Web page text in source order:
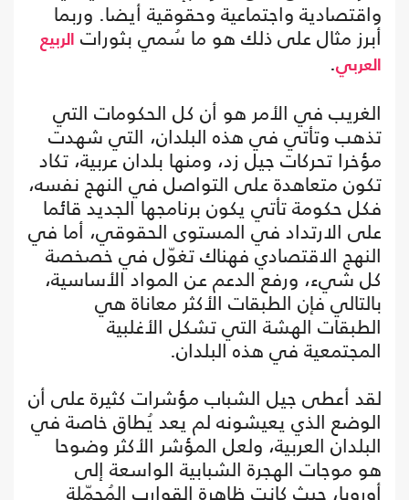
واقتصادية واجتماعية وحقوقية أيضا. وربما
أبرز مثال على ذلك هو ما سُمي بثورات
الربيع
العربي.
الغريب في الأمر هو أن كل الحكومات التي
تذهب وتأتي في هذه البلدان، التي شهدت
مؤخرا تحركات جيل زد، ومنها بلدان عربية، تكاد
تكون متعاهدة على التواصل في النهج نفسه،
فكل حكومة تأتي يكون برنامجها الجديد قائما
على الارتداد في المستوى الحقوقي، أما في
النهج الاقتصادي فهناك تغوّل في خصخصة
كل شيء، ورفع الدعم عن المواد الأساسية،
بالتالي فإن الطبقات الأكثر معاناة هي
الطبقات الهشة التي تشكل الأغلبية
المجتمعية في هذه البلدان.
لقد أعطى جيل الشباب مؤشرات كثيرة على أن
الوضع الذي يعيشونه لم يعد يُطاق خاصة في
البلدان العربية، ولعل المؤشر الأكثر وضوحا
هو موجات الهجرة الشبابية الواسعة إلى
أوروبا، حيث كانت ظاهرة القوارب المُحمّلة